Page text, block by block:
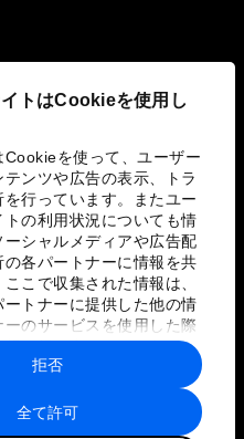
トはCookieを使用し
Cookieを使って、ユーザー
ンツや広告の表示、トラ
行っています。またユー
の利用状況についても情
シャルメディアや広告配
各パートナーに情報を共
こで収集された情報は、
ートナーに提供した他の情
のサービスを使用した際
報と組み合わされ、各パー
用されることがありま
全て許可
拒否
ーと利用規約
ップ